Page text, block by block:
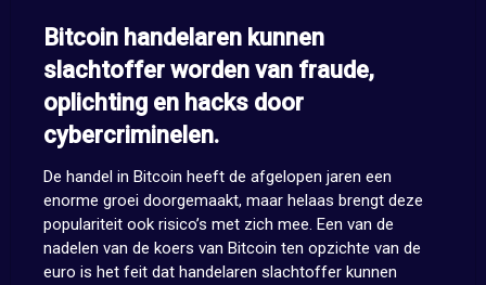
Bitcoin handelaren kunnen
slachtoffer worden van fraude,
oplichting en hacks door
cybercriminelen.
De handel in Bitcoin heeft de afgelopen jaren een
enorme groei doorgemaakt, maar helaas brengt deze
populariteit ook risico’s met zich mee. Een van de
nadelen van de koers van Bitcoin ten opzichte van de
euro is het feit dat handelaren slachtoffer kunnen